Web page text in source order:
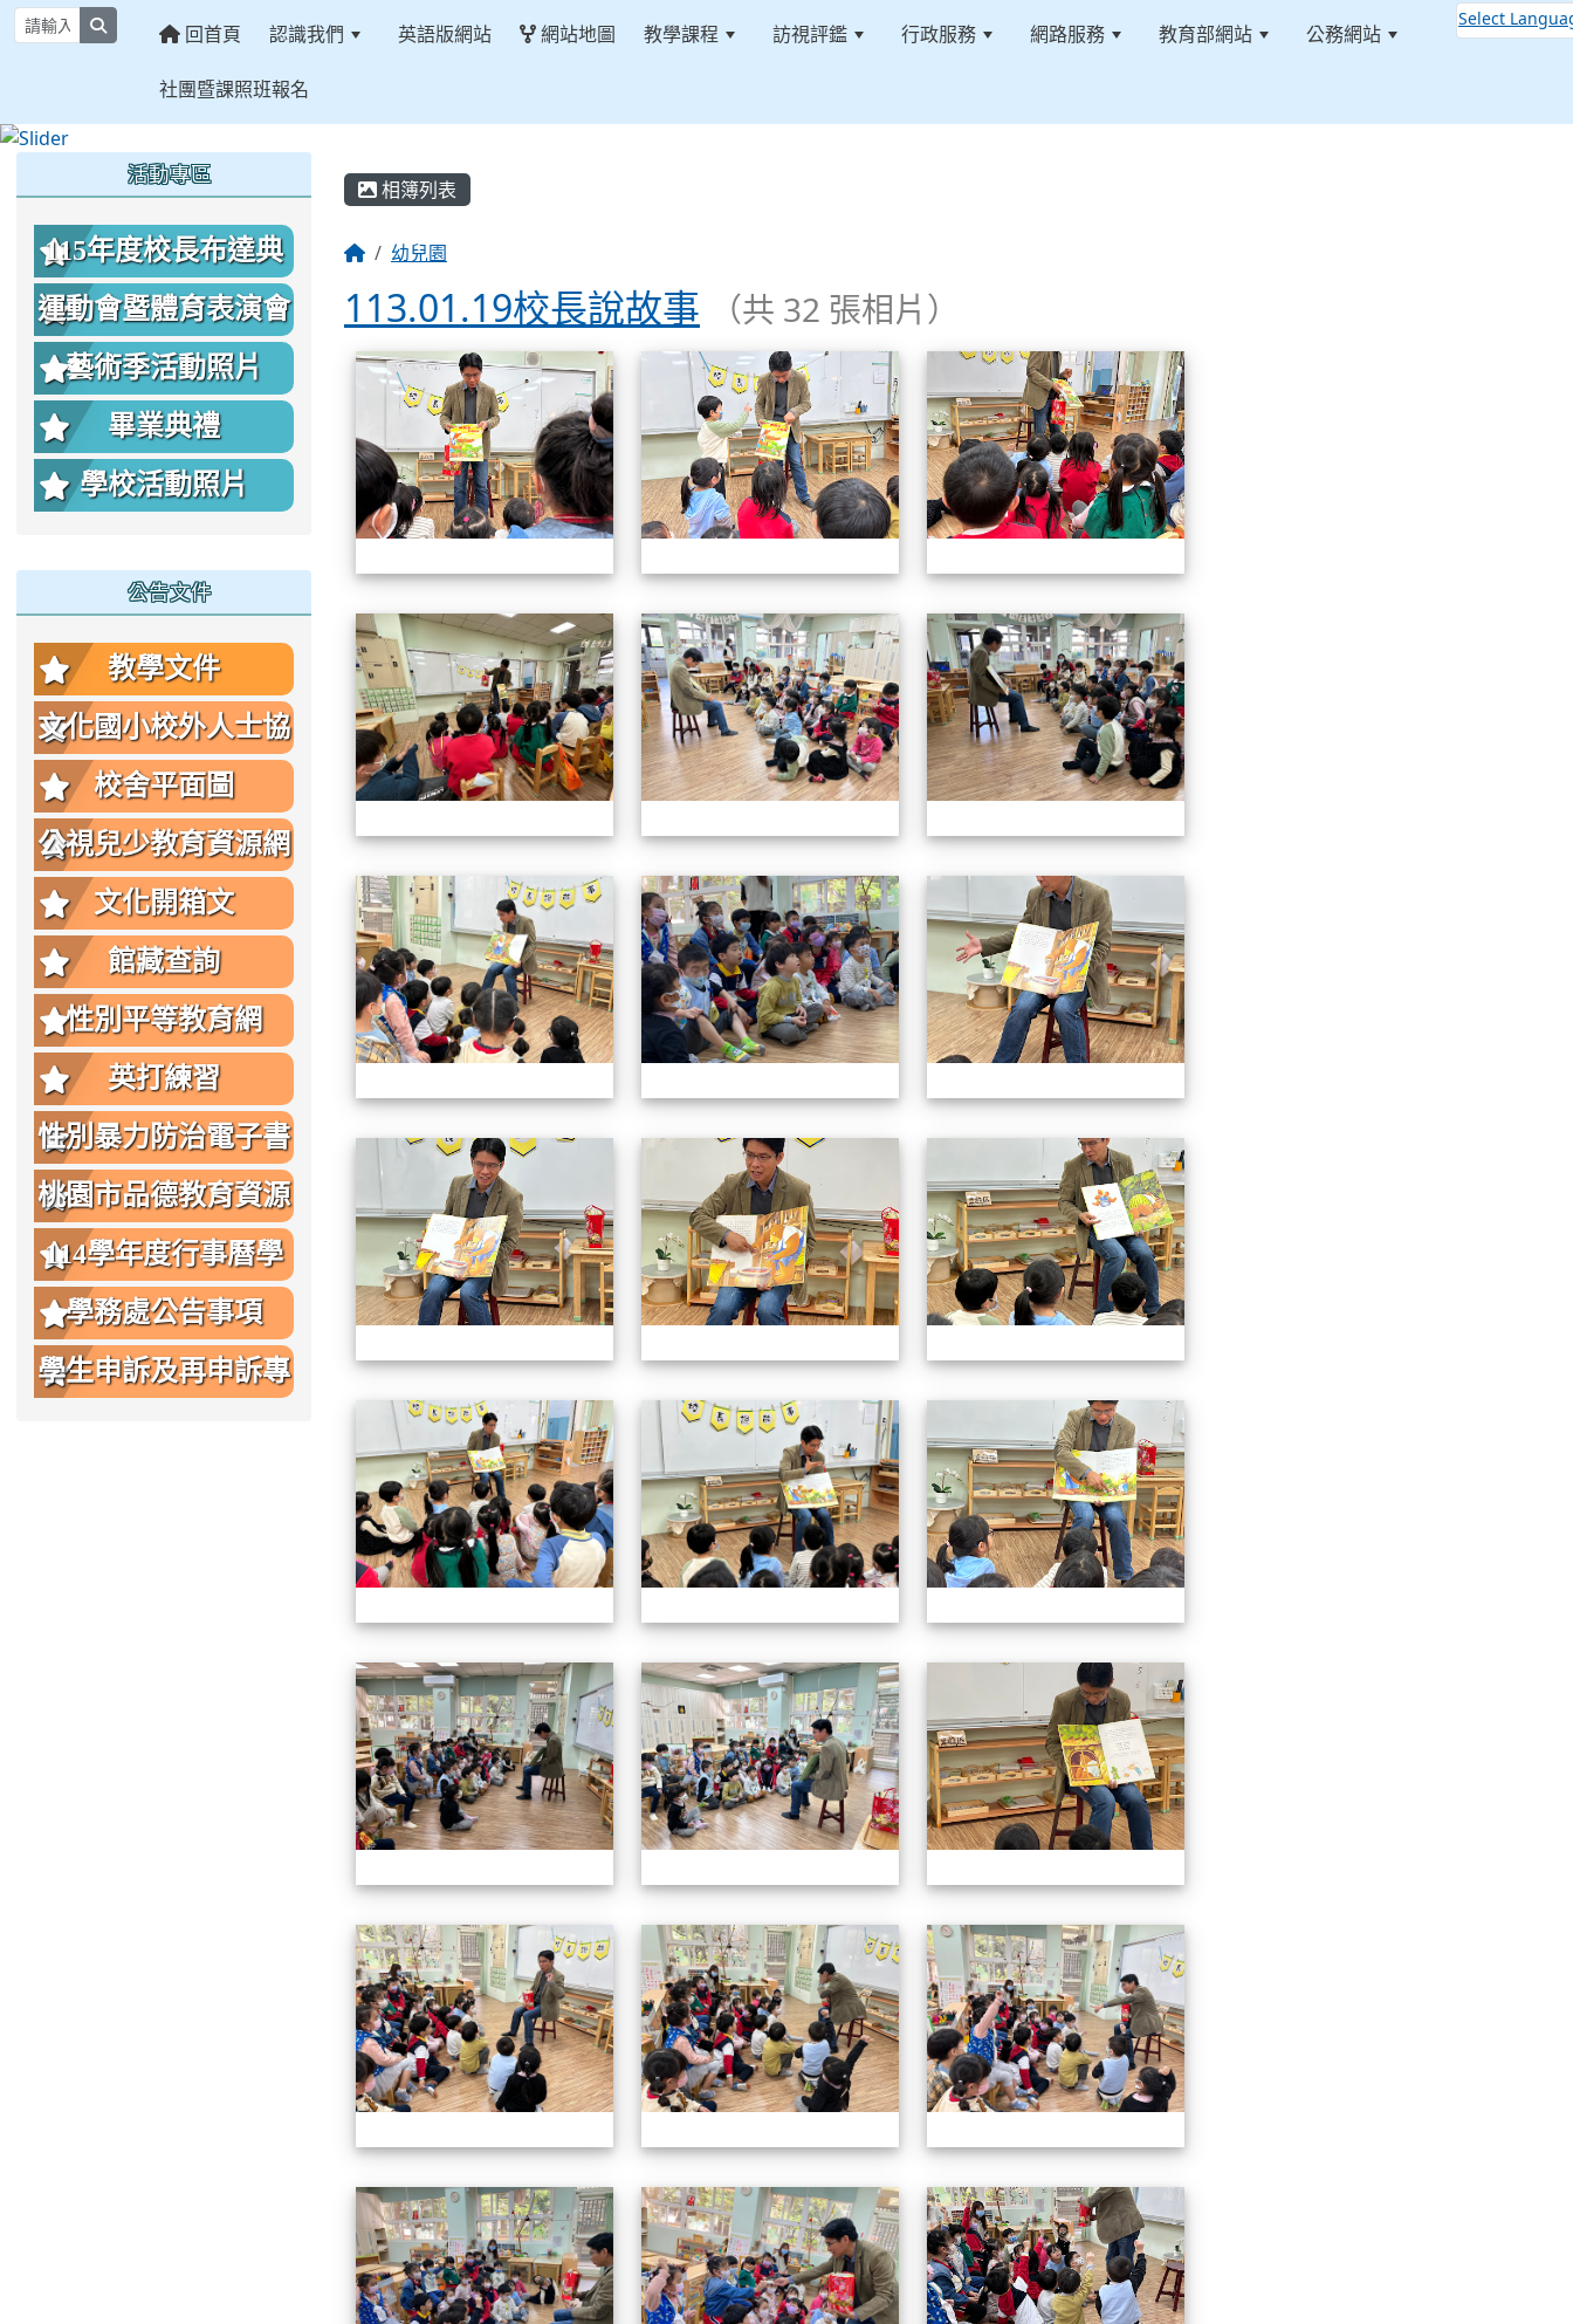
回首頁 認識我們 英語版網站 網站地圖 教學課程 訪視評鑑 行政服務 網路服務 教育部網站 公務網站
社團暨課照班報名
Select
相簿列表
幼兒園
113.01.19校長說故事 （共 32 張相片）
相簿列表 113.01.19校長說故事 113.01.19校長說故事 113.01.19校長說故事
113.01.19校長說故事 113.01.19校長說故事 113.01.19校長說故事
113.01.19校長說故事 113.01.19校長說故事
113.01.19校長說故事 113.01.19校長說故事
113.01.19校長說故事 113.01.19校長說故事 113.01.19校長說故事
113.01.19校長說故事 113.01.19校長說故事
113.01.19校長說故事 113.01.19校長說故事 113.01.19校長說故事
113.01.19校長說故事 113.01.19校長說故事
活動專區
115年度校長布達典
禮照片
運動會暨體育表演會
照片
藝術季活動照片
畢業典禮
學校活動照片
公告文件
教學文件
文化國小校外人士協
助教學或活動要點
校舍平面圖
公視兒少教育資源網
文化開箱文
館藏查詢
性別平等教育網
英打練習
性別暴力防治電子書
桃園市品德教育資源
網
114學年度行事曆學
生版
學務處公告事項
學生申訴及再申訴專